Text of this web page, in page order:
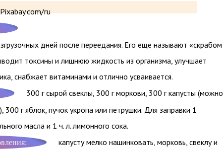
ru
дней после переедания. Его еще называют «скрабом
токсины и лишнюю жидкость из организма, улучшает
снабжает витаминами и отлично усваивается.
300 г сырой свеклы, 300 г моркови, 300 г капусты (можно
300 г яблок, пучок укропа или петрушки. Для заправки 1
масла и 1 ч. л. лимонного сока.
капусту мелко нашинковать, морковь, свеклу и